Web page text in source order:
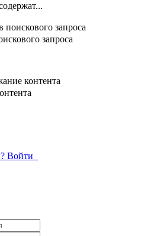
поискового запроса
запроса
контента
Войти